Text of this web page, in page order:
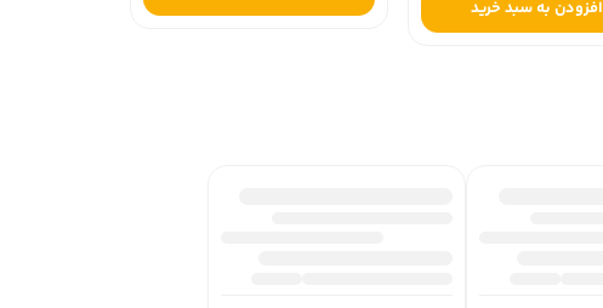
افزودن به سبد خرید